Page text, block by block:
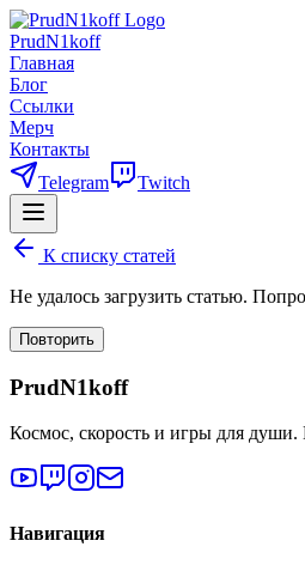
PrudN1koff
Главная
Блог
Ссылки
Мерч
Контакты
Telegram
Twitch
К списку статей
Не удалось загрузить статью.
Повторить
PrudN1koff
Космос, скорость и игры для
Навигация